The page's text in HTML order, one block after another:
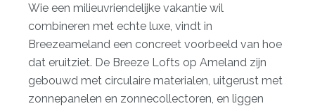
Wie een milieuvriendelijke vakantie wil
combineren met echte luxe, vindt in
Breezeameland een concreet voorbeeld van hoe
dat eruitziet. De Breeze Lofts op Ameland zijn
gebouwd met circulaire materialen, uitgerust met
zonnepanelen en zonnecollectoren, en liggen